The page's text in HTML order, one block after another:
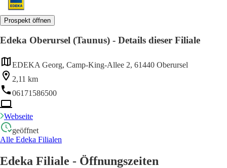
Prospekt öffnen
Edeka Oberursel (Taunus) - Details dieser Filiale
EDEKA Georg, Camp-King-Allee 2, 61440 Oberursel
2,11 km
06171586500
Webseite
geöffnet
Alle Edeka Filialen
Edeka Filiale - Öffnungszeiten